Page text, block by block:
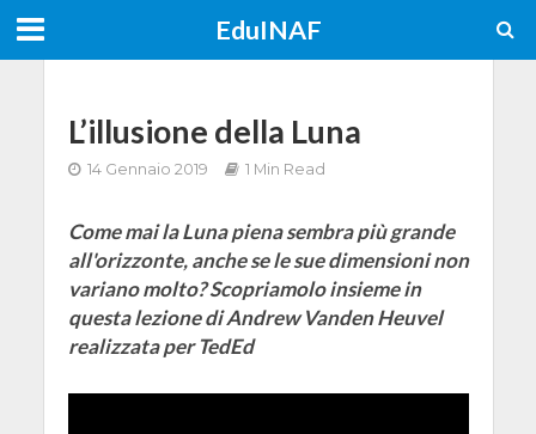
EduINAF
L’illusione della Luna
14 Gennaio 2019 1 Min Read
Come mai la Luna piena sembra più grande
all'orizzonte, anche se le sue dimensioni non
variano molto? Scopriamolo insieme in
questa lezione di Andrew Vanden Heuvel
realizzata per TedEd